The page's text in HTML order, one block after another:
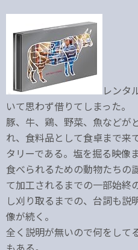
レンタ
いて思わず借りてしまった。
豚、牛、鶏、野菜、魚などが
れ、食料品として食卓まで来
タリーである。塩を掘る映像
食べられるための動物たちの
て加工されるまでの一部始終
し刈り取るまでの、台詞も説
像が続く。
全く説明が無いので何をして